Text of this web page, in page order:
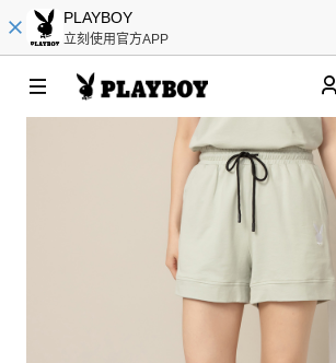
PLAYBOY
立刻使用官方APP